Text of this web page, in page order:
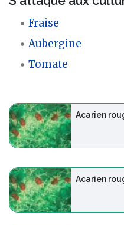
Fraise
Aubergine
Tomate
Acarien
Acarien